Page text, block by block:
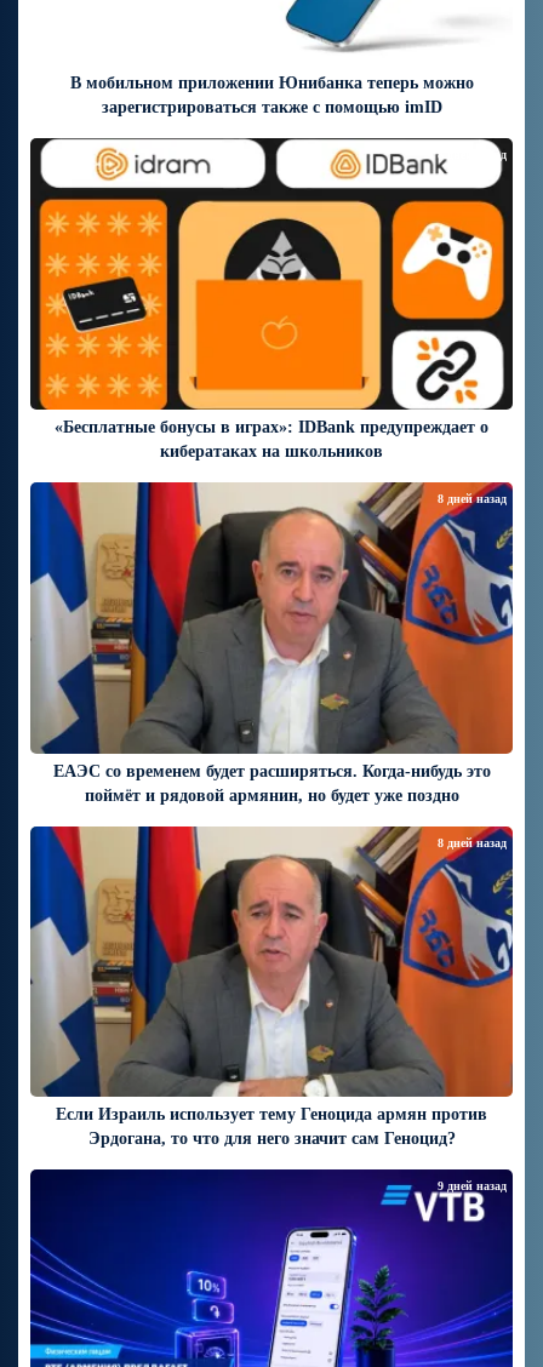
В мобильном приложении Юнибанка теперь можно
зарегистрироваться также с помощью imID
«Бесплатные бонусы в играх»: IDBank предупреждает о
кибератаках на школьников
8 дней назад
ЕАЭС со временем будет расширяться. Когда-нибудь это
поймёт и рядовой армянин, но будет уже поздно
8 дней назад
Если Израиль использует тему Геноцида армян против
Эрдогана, то что для него значит сам Геноцид?
8 дней назад
9 дней назад